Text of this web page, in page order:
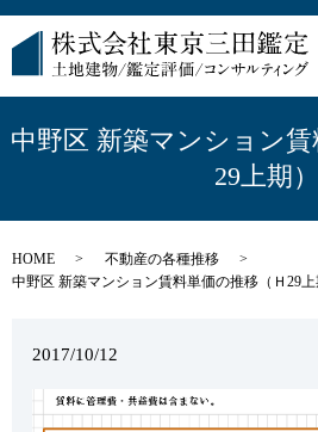
中野区 新築マンション賃
29上期）
HOME
不動産の各種推移
中野区 新築マンション賃料単価の推移（Ｈ29上
2017/10/12